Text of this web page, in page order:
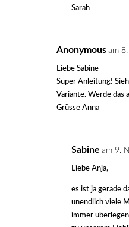
Sarah
Anonymous am
Liebe Sabine
Super Anleitung!
Variante. Werde das
Grüsse Anna
Sabine am 9.
Liebe Anja,
es ist ja gerade
unendlich viele
immer